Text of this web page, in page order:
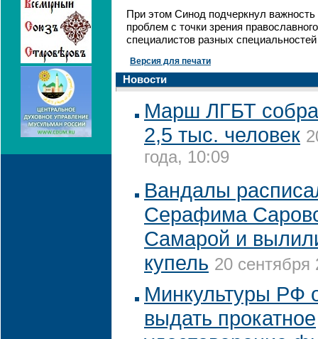
При этом Синод подчеркнул важность
проблем с точки зрения
специалистов разных специальностей
Версия для печати
Новости
Марш ЛГБТ
2,5 тыс. человек
года, 10:09
Вандалы
Серафима
Самарой и
купель 20 сентября
Минкультуры РФ
выдать прокатное